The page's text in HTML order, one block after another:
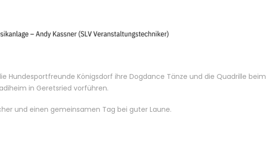
Hundesportfreunde Königsdorf ihre Dogdance Tänze und die Quadrille beim
in Geretsried vorführen.
und einen gemeinsamen Tag bei guter Laune.